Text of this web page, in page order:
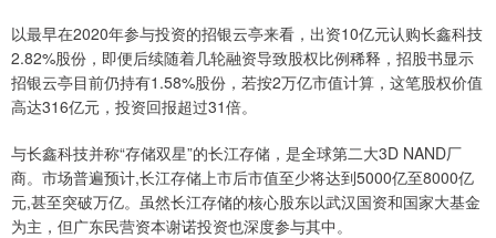
以最早在2020年参与投资的招银云亭来看，出资10亿元认购长鑫科技
2.82%股份，即便后续随着几轮融资导致股权比例稀释，招股书显示
招银云亭目前仍持有1.58%股份，若按2万亿市值计算，这笔股权价值
高达316亿元，投资回报超过31倍。
与长鑫科技并称“存储双星”的长江存储，是全球第二大3D NAND厂
商。市场普遍预计,长江存储上市后市值至少将达到5000亿至8000亿
元,甚至突破万亿。虽然长江存储的核心股东以武汉国资和国家大基金
为主，但广东民营资本谢诺投资也深度参与其中。